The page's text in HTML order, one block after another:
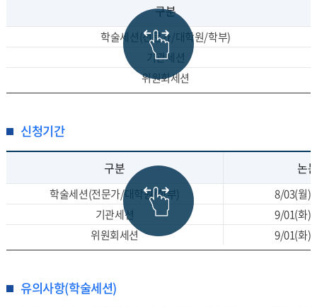
구분
학술세션(전문가/대학원/학부)
기관세션
위원회세션
신청기간
구분 논
학술세션(전문가/대학원/학부)
8/03(월)
기관세션
9/01(화)
위원회세션
9/01(화)
유의사항(학술세션)